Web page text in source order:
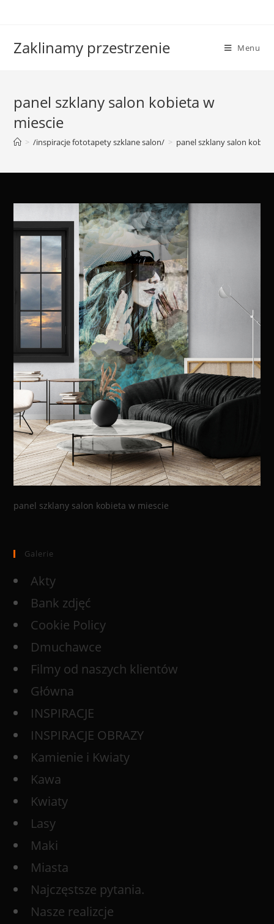
Zaklinamy przestrzenie Menu
panel szklany salon kobieta w
miescie
> /inspiracje fototapety szklane salon/ > panel szklany salon
panel szklany salon kobieta w miescie
Galerie
Akty
Bank zdjęć
Cookie Policy
Dmuchawce
Filmy od naszych klientów
Główna
INSPIRACJE
INSPIRACJE OBRAZY
Kamienie i Kwiaty
Kawa
Kwiaty
Lasy
Maki
Miasta
Najczęstsze pytania.
Nasze realizcje